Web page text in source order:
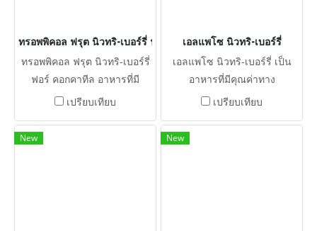
ทรอพพิคอล ฟรุต นิวทริ-เบอร์รี่ ฟอร์ คอกคาทีล
ทรอพพิคอล ฟรุต นิวทริ-เบอร์รี่
ฟอร์ คอกคาทีล อาหารที่มี
คุณค่าทางโภชนาการครบถ้วน
เปรียบเทียบ
เอลแพโซ นิวทริ-เบอร์รี่
เอลแพโซ นิวทริ-เบอร์รี่ เป็น
อาหารที่มีคุณค่าทาง
โภชนาการที่ออกแบบมาเพื่อ
อาหารของนกของคุณและ
เปรียบเทียบ
New New